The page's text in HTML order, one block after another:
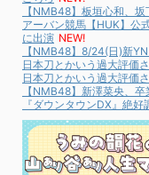
【NMB48】板垣心和、
アーバン競馬【HUK】公
に出演 NEW!
【NMB48】8/24(日)新
日本刀とかいう過大評価
日本刀とかいう過大評価
【NMB48】新澤菜央、
『ダウンタウンDX』絶